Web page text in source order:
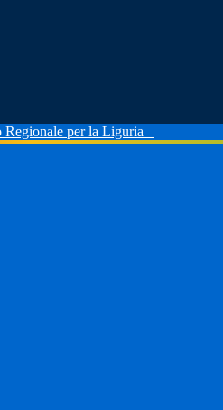
per la Liguria